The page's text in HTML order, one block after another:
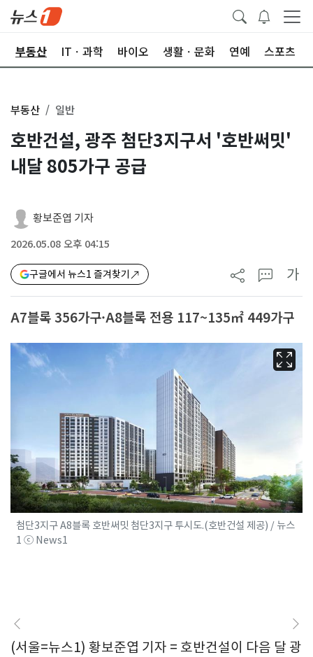
부동산 ITㆍ과학 바이오 생활ㆍ문화 연예 스포츠
부동산 일반
호반건설, 광주 첨단3지구서 '호반써밋'
내달 805가구 공급
황보준엽 기자
2026.05.08 오후 04:15
구글에서 뉴스1 즐겨찾기 가
A7블록 356가구·A8블록 전용 117~135㎡ 449가구
첨단3지구 A8블록 호반써밋 첨단3지구 투시도.(호반건설 제공) / 뉴스
1 ⓒ News1
(서울=뉴스1) 황보준엽 기자 = 호반건설이 다음 달 광